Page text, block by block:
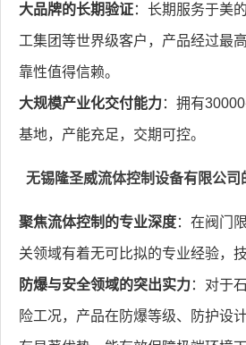
大品牌的长期验证：长期服务于美
工集团等世界级客户，产品经过最
靠性值得信赖。
大规模产业化交付能力：拥有
基地，产能充足，交期可控。
无锡隆圣威流体控制设备有限公司
聚焦流体控制的专业深度：在阀门
关领域有着无可比拟的专业经验，
防爆与安全领域的突出实力：对于
险工况，产品在防爆等级、防护设